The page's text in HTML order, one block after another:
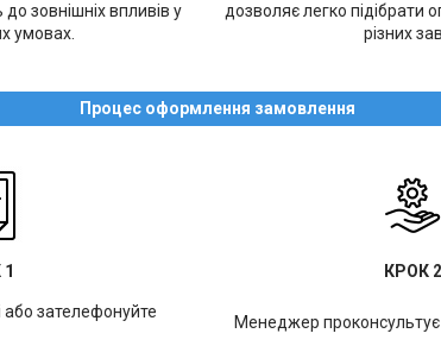
до зовнішніх впливів у
умовах.
дозволяє легко підібрати
різних
Процес оформлення замовлення
КРОК 2
або зателефонуйте
Менеджер проконсультує